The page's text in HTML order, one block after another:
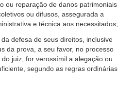
ou reparação de danos patrimoniais
ou difusos, assegurada a
e técnica aos necessitados;
defesa de seus direitos, inclusive
da prova, a seu favor, no processo
juiz, for verossímil a alegação ou
segundo as regras ordinárias